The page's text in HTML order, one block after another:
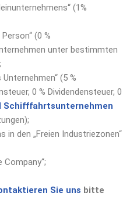
(1%
(0 %
unter bestimmten
(5 %
0 % Dividendensteuer, 0
Schifffahrtsunternehmen
in den „Freien Industriezonen“
Company“;
Sie uns bitte